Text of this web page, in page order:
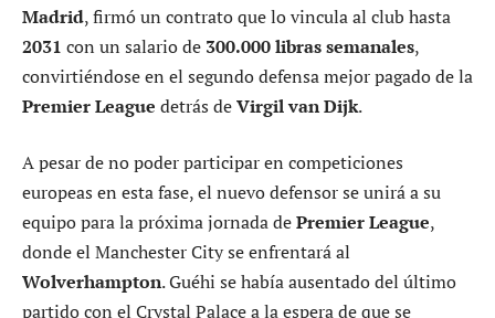
Madrid, firmó un contrato que lo vincula al club hasta
2031 con un salario de 300.000 libras semanales,
convirtiéndose en el segundo defensa mejor pagado de la
Premier League detrás deVirgil van Dijk.
A pesar de no poder participar en competiciones
europeas en esta fase, el nuevo defensor se unirá a su
equipo para la próxima jornada dePremier League,
donde el Manchester City se enfrentará al
Wolverhampton. Guéhi se había ausentado del último
partido con el Crystal Palace a la espera de que se